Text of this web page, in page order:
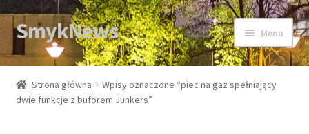
Przejdź
do
nawigacji
Przejdź
do
treści
SmykNews Menu
Strona główna
Strona główna
Wpisy oznaczone “piec na gaz spełniający
dwie funkcje z buforem Junkers”